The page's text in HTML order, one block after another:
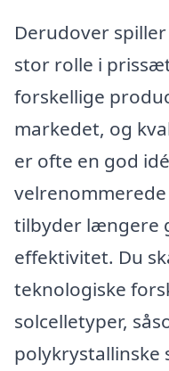
Derudover
stor rolle i
forskellige
markedet, og
er ofte en god
tilbyder længere
effektivitet. Du
teknologiske
solcelletyper,
polykrystallinske